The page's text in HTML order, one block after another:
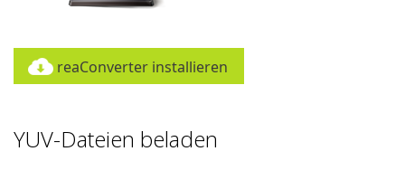
reaConverter installieren
YUV-Dateien beladen